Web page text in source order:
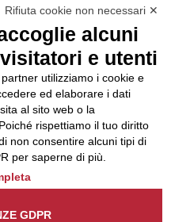
un
.
Rifiuta cookie non necessari ✕
alcuni
e utenti
utilizziamo i cookie e
ed elaborare i dati
al sito web o la
rispettiamo il tuo diritto
non consentire alcuni tipi di
per saperne di più.
GDPR